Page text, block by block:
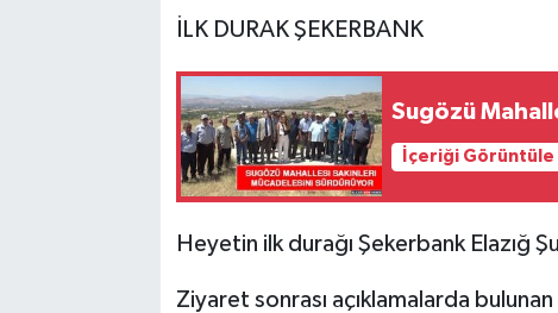
İLK DURAK ŞEKERBANK
Sugözü
İçeriği Görüntüle
Heyetin ilk durağı Şekerbank Elazığ
Ziyaret sonrası açıklamalarda